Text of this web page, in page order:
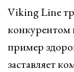
Viking Line
конкурентом
пример
заставляет